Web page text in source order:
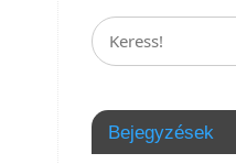
Bejegyzések